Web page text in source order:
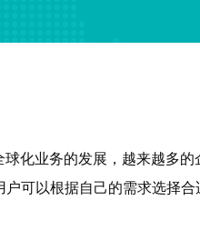
化业务的发展，越来越多
可以根据自己的需求选择